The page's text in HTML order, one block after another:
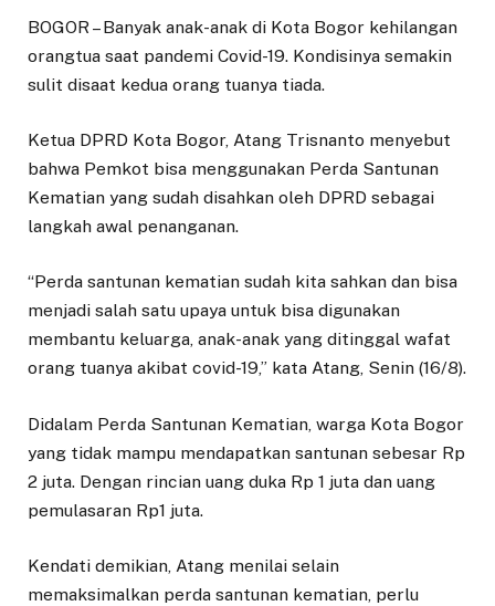
BOGOR – Banyak anak-anak di Kota Bogor kehilangan
orangtua saat pandemi Covid-19. Kondisinya semakin
sulit disaat kedua orang tuanya tiada.
Ketua DPRD Kota Bogor, Atang Trisnanto menyebut
bahwa Pemkot bisa menggunakan Perda Santunan
Kematian yang sudah disahkan oleh DPRD sebagai
langkah awal penanganan.
“Perda santunan kematian sudah kita sahkan dan bisa
menjadi salah satu upaya untuk bisa digunakan
membantu keluarga, anak-anak yang ditinggal wafat
orang tuanya akibat covid-19,” kata Atang, Senin (16/8).
Didalam Perda Santunan Kematian, warga Kota Bogor
yang tidak mampu mendapatkan santunan sebesar Rp
2 juta. Dengan rincian uang duka Rp 1 juta dan uang
pemulasaran Rp1 juta.
Kendati demikian, Atang menilai selain
memaksimalkan perda santunan kematian, perlu